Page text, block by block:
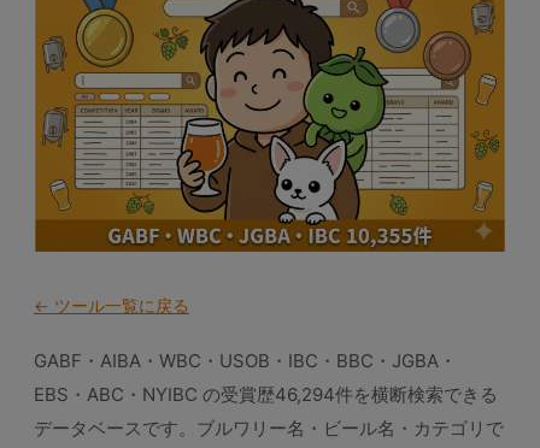
← ツール一覧に戻る
GABF・AIBA・WBC・USOB・IBC・BBC・JGBA・
EBS・ABC・NYIBC の受賞歴46,294件を横断検索できる
データベースです。ブルワリー名・ビール名・カテゴリで